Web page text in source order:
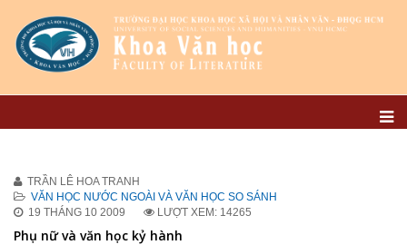
TRẦN LÊ HOA TRANH
VĂN HỌC NƯỚC NGOÀI VÀ VĂN HỌC SO SÁNH
19 THÁNG 10 2009
LƯỢT XEM: 14265
Phụ nữ và văn học kỷ hành